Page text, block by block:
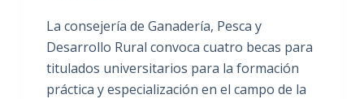
La consejería de Ganadería, Pesca y
Desarrollo Rural convoca cuatro becas para
titulados universitarios para la formación
práctica y especialización en el campo de la